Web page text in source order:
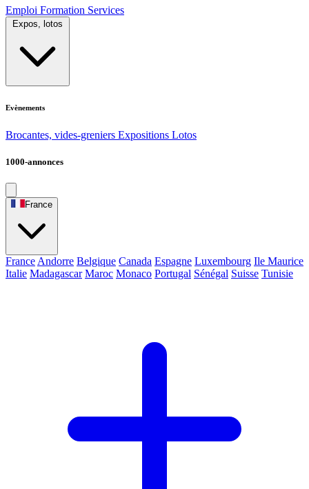
Emploi Formation Services
Expos, lotos
Evènements
Brocantes, vides-greniers Expositions Lotos
1000-annonces
France
France Andorre Belgique Canada Espagne Luxembourg Ile Maurice
Italie Madagascar Maroc Monaco Portugal Sénégal Suisse Tunisie